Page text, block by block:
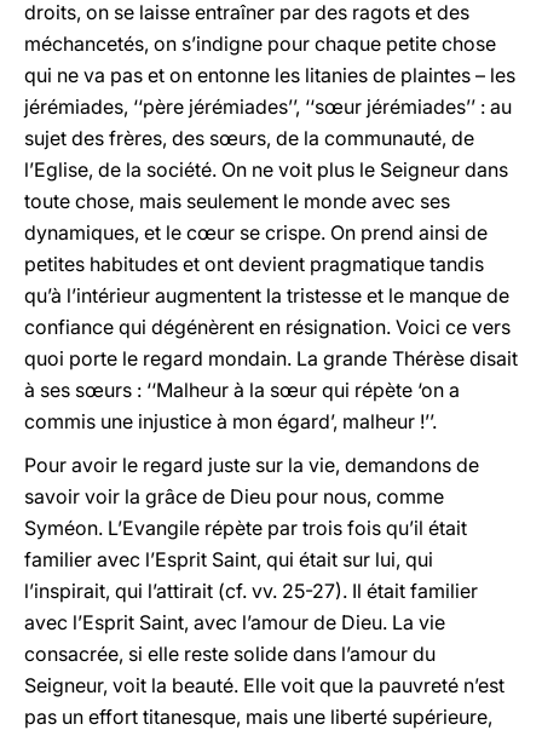
droits, on se laisse entraîner par des ragots et des
méchancetés, on s’indigne pour chaque petite chose
qui ne va pas et on entonne les litanies de plaintes – les
jérémiades, ‘‘père jérémiades’’, ‘‘sœur jérémiades’’ : au
sujet des frères, des sœurs, de la communauté, de
l’Eglise, de la société. On ne voit plus le Seigneur dans
toute chose, mais seulement le monde avec ses
dynamiques, et le cœur se crispe. On prend ainsi de
petites habitudes et ont devient pragmatique tandis
qu’à l’intérieur augmentent la tristesse et le manque de
confiance qui dégénèrent en résignation. Voici ce vers
quoi porte le regard mondain. La grande Thérèse disait
à ses sœurs : ‘‘Malheur à la sœur qui répète ‘on a
commis une injustice à mon égard’, malheur !’’.
Pour avoir le regard juste sur la vie, demandons de
savoir voir la grâce de Dieu pour nous, comme
Syméon. L’Evangile répète par trois fois qu’il était
familier avec l’Esprit Saint, qui était sur lui, qui
l’inspirait, qui l’attirait (cf. vv. 25-27). Il était familier
avec l’Esprit Saint, avec l’amour de Dieu. La vie
consacrée, si elle reste solide dans l’amour du
Seigneur, voit la beauté. Elle voit que la pauvreté n’est
pas un effort titanesque, mais une liberté supérieure,